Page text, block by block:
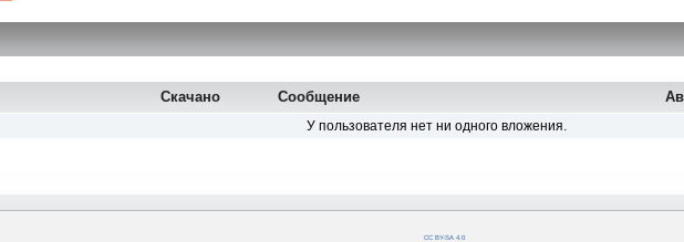
Скачано Сообщение
У пользователя нет ни одного вложения.
CC BY-SA 4.0